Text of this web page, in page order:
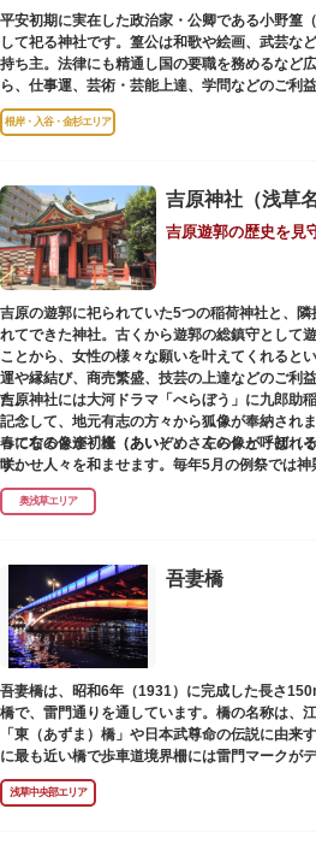
せたもの。
施設周辺は、江戸の文化を伝える伝統工芸職人
り、現在もジュエリーや皮製品を扱うお店が多
をもった店舗が集結しています。
平安初期に実在した政治家・公卿である小野篁
して祀る神社です。篁公は和歌や絵画、武芸な
持ち主。法律にも精通し国の要職を務めるなど
ら、仕事運、芸術・芸能上達、学問などのご利
境内には、国の重要有形民俗文化財であるミニ
や、日本三大に数えられる「庚申塚」、昭和を
印は、うっとりするほど美しいデザインで人気
江戸後期には、学問の神様である菅原道真公も
る末社を含めて15柱もの神様が祀られています
神社としても知られ、映画「男はつらいよ」で
りは、ここ小野照崎神社のものです。
根岸・入谷・金杉エリア
吉原遊郭の歴史を見
吉原の遊郭に祀られていた5つの稲荷神社と、隣
れてできた神社。古くから遊郭の総鎮守として
ことから、女性の様々な願いを叶えてくれると
運や縁結び、商売繁盛、技芸の上達などのご利
た。
春になると逢初桜（あいぞめさくら）と呼ばれ
咲かせ人々を和ませます。毎年5月の例祭では
い掛け声とともに各町は活気にあふれます。
吉原弁財天は浅草名所七福神の一社・弁財天に
吉原神社には大河ドラマ「べらぼう」に九郎助
記念して、地元有志の方々から狐像が奉納され
って右の像が「逢（あい）」、左の像が「初（
す。
奥浅草エリア
吾妻橋
吾妻橋は、昭和6年（1931）に完成した長さ
橋で、雷門通りを通しています。橋の名称は、
「東（あずま）橋」や日本武尊命の伝説に由来
に最も近い橋で歩車道境界柵には雷門マークが
浅草中央部エリア